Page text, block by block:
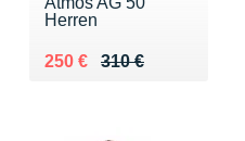
Herren
310 €
Au lieu de 310 €
250 €
Vendu 250 €